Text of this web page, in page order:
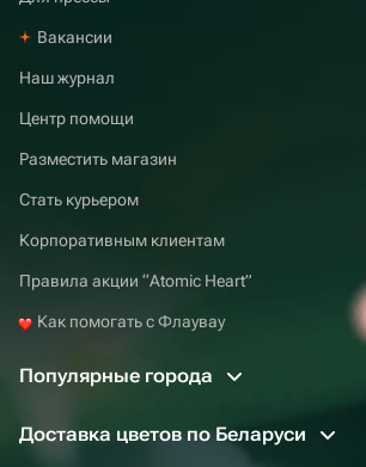
Вакансии
Наш журнал
Центр помощи
Разместить магазин
Стать курьером
Корпоративным клиентам
Правила акции “Atomic Heart”
Как помогать с Флаувау
Популярные города
Доставка цветов по Беларуси